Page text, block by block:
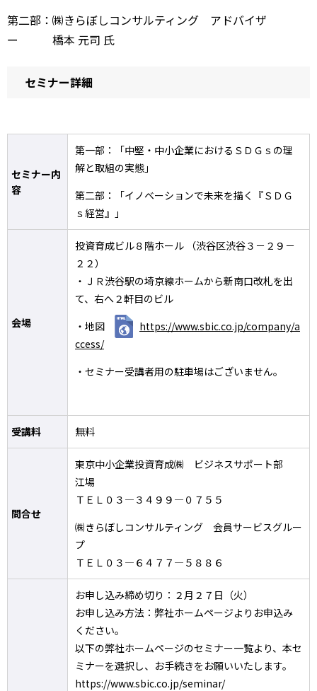
第二部：㈱きらぼしコンサルティング アドバイザ
ー 橋本 元司 氏
セミナー詳細
セミナー内
容
第一部：「中堅・中小企業におけるＳＤＧｓの理
解と取組の実態」
第二部：「イノベーションで未来を描く『ＳＤＧ
ｓ経営』」
会場
投資育成ビル８階ホール （渋谷区渋谷３－２９－
２２）
・ＪＲ渋谷駅の埼京線ホームから新南口改札を出
て、右へ２軒目のビル
・地図
https://www.sbic.co.jp/company/a
ccess/
・セミナー受講者用の駐車場はございません。
受講料 無料
問合せ
東京中小企業投資育成㈱ ビジネスサポート部
江場
ＴＥＬ０３―３４９９―０７５５
㈱きらぼしコンサルティング 会員サービスグルー
プ
ＴＥＬ０３―６４７７―５８８６
お申し込み締め切り：２月２７日（火）
お申し込み方法：弊社ホームページよりお申込み
ください。
以下の弊社ホームページのセミナー一覧より、本セ
ミナーを選択し、お手続きをお願いいたします。
https://www.sbic.co.jp/seminar/